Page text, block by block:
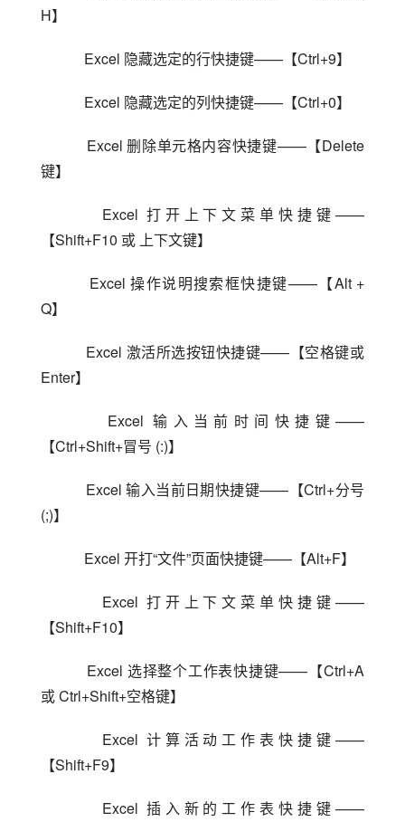
H】
    Excel 隐藏选定的行快捷键——【Ctrl+9】
    Excel 隐藏选定的列快捷键——【Ctrl+0】
键】
【Shift+F10 或 上下文键】
Q】
Enter】
【Ctrl+Shift+冒号 (:)】
(;)】
    Excel 开打“文件”页面快捷键——【Alt+F】
【Shift+F10】
或 Ctrl+Shift+空格键】
【Shift+F9】